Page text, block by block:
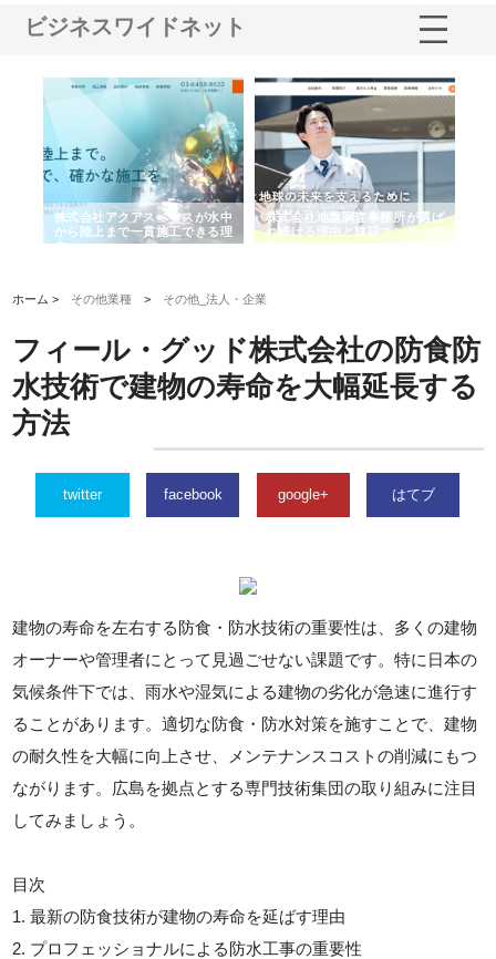
ビジネスワイドネット
株式会社アクアスペースが水中
から陸上まで一貫施工できる理
由
株式会社地盤調査事務所が選ば
れ続ける理由と建設コンサルの
強み
ホーム > その他業種 > その他_法人・企業
フィール・グッド株式会社の防食防
水技術で建物の寿命を大幅延長する
方法
twitter facebook google+ はてブ
建物の寿命を左右する防食・防水技術の重要性は、多くの建物
オーナーや管理者にとって見過ごせない課題です。特に日本の
気候条件下では、雨水や湿気による建物の劣化が急速に進行す
ることがあります。適切な防食・防水対策を施すことで、建物
の耐久性を大幅に向上させ、メンテナンスコストの削減にもつ
ながります。広島を拠点とする専門技術集団の取り組みに注目
してみましょう。
目次
1. 最新の防食技術が建物の寿命を延ばす理由
2. プロフェッショナルによる防水工事の重要性